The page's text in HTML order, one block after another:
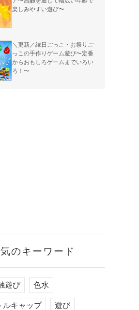
楽しみやすい遊び〜
＼更新／縁日ごっこ・お祭りご
っこの手作りゲーム遊び〜定番
からおもしろゲームまでいろい
ろ！〜
気のキーワード
遊び 色水
ルキャップ 遊び